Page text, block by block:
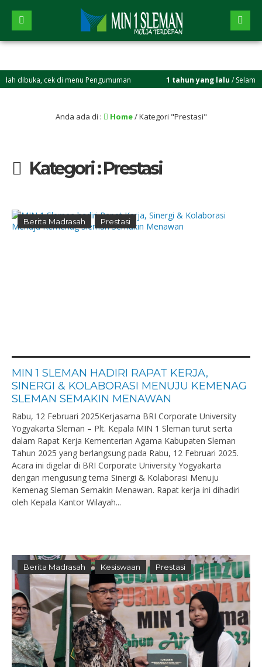
cek di menu Pengumuman 1 tahun yang lalu/ Selamat
Anda ada di : Home/Kategori "Prestasi"
Kategori : Prestasi
Berita Madrasah Prestasi
MIN 1 SLEMAN HADIRI RAPAT KERJA,
SINERGI & KOLABORASI MENUJU KEMENAG
SLEMAN SEMAKIN MENAWAN
Rabu, 12 Februari 2025Kerjasama BRI Corporate University
Yogyakarta Sleman – Plt. Kepala MIN 1 Sleman turut serta
dalam Rapat Kerja Kementerian Agama Kabupaten Sleman
Tahun 2025 yang berlangsung pada Rabu, 12 Februari 2025.
Acara ini digelar di BRI Corporate University Yogyakarta
dengan mengusung tema Sinergi & Kolaborasi Menuju
Kemenag Sleman Semakin Menawan. Rapat kerja ini dihadiri
oleh Kepala Kantor Wilayah...
Berita Madrasah Kesiswaan Prestasi